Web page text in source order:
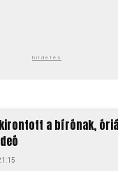
hirdetés
a bírónak,